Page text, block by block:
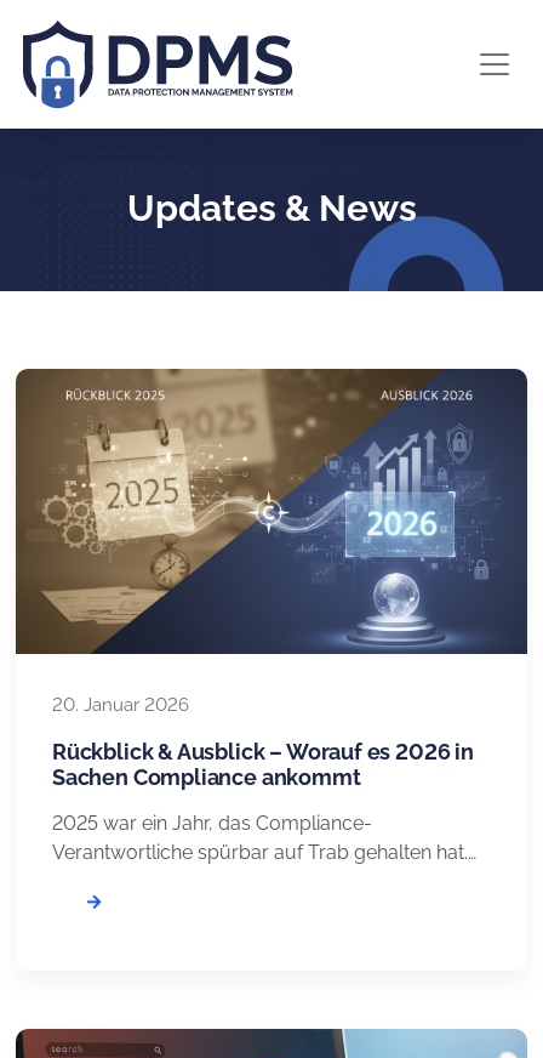
Updates & News
20. Januar 2026
Rückblick & Ausblick – Worauf es 2026 in
Sachen Compliance ankommt
2025 war ein Jahr, das Compliance-
Verantwortliche spürbar auf Trab gehalten hat.
wurden konkretisiert – allen voran im Bereich
Die Anforderungen an Verantwortliche wurden